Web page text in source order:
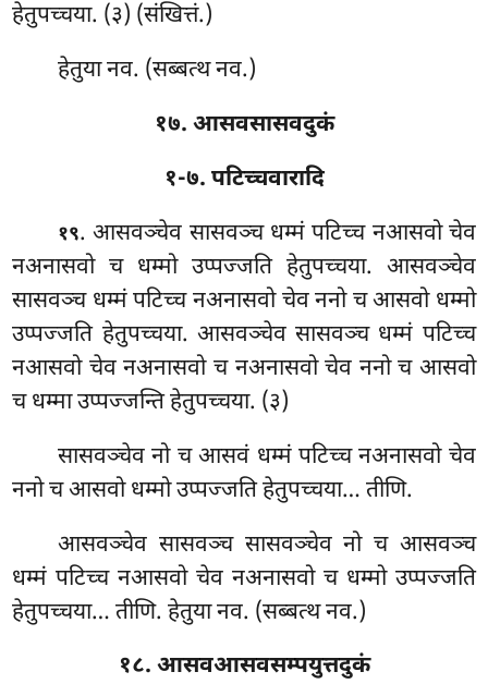
हेतुपच्चया. (३) (संखित्तं.)
हेतुया नव. (सब्बत्थ नव.)
१७. आसवसासवदुकं
१-७. पटिच्चवारादि
१९. आसवञ्चेव सासवञ्च धम्मं पटिच्च नआसवो चेव
नअनासवो च धम्मो उप्पज्जति हेतुपच्चया. आसवञ्चेव
सासवञ्च धम्मं पटिच्च नअनासवो चेव ननो च आसवो धम्मो
उप्पज्जति हेतुपच्चया. आसवञ्चेव सासवञ्च धम्मं पटिच्च
नआसवो चेव नअनासवो च नअनासवो चेव ननो च आसवो
च धम्मा उप्पज्जन्ति हेतुपच्चया. (३)
सासवञ्चेव नो च आसवं धम्मं पटिच्च नअनासवो चेव
ननो च आसवो धम्मो उप्पज्जति हेतुपच्चया… तीणि.
आसवञ्चेव सासवञ्च सासवञ्चेव नो च आसवञ्च
धम्मं पटिच्च नआसवो चेव नअनासवो च धम्मो उप्पज्जति
हेतुपच्चया… तीणि. हेतुया नव. (सब्बत्थ नव.)
१८. आसवआसवसम्पयुत्तदुकं